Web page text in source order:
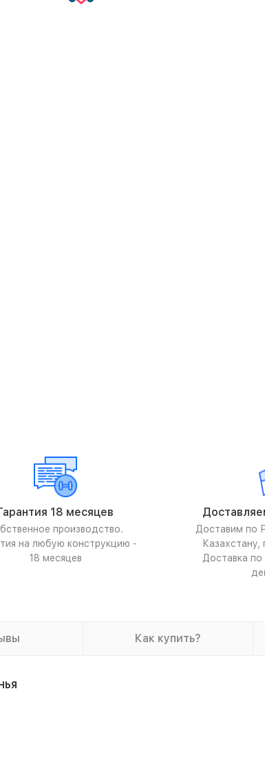
18 месяцев
производство.
на любую конструкцию -
18 месяцев
Доставим по
Доставка
Как купить?